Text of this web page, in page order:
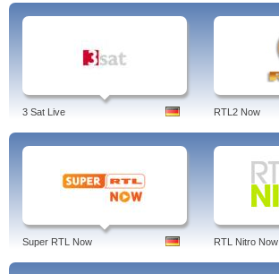
3 Sat Live RTL2 Now
Super RTL Now RTL Nitro Now